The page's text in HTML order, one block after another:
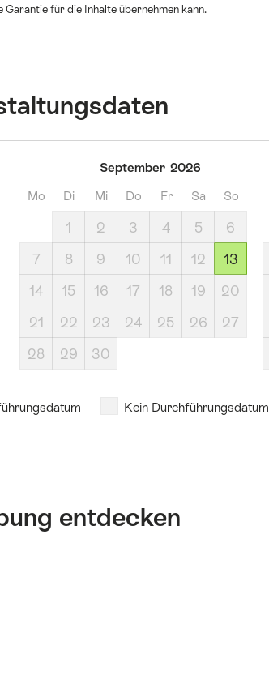
Garantie für die Inhalte übernehmen kann.
September 2026
Mo Di Mi Do Fr Sa So
1 2 3 4 5
6
7
8 9 10 11 12
13
14
15 16 17 18 19
20
21
22 23 24 25 26
27
28
29 30
Kein Durchführungsdatum
entdecken